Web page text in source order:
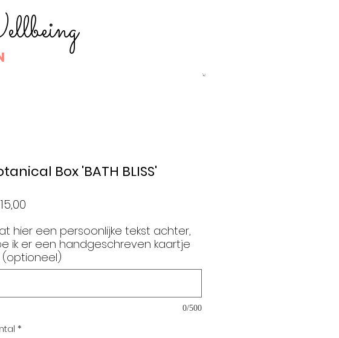
Box 'BATH BLISS'
hier een persoonlijke tekst achter,
ik er een handgeschreven kaartje
(optioneel)
0/500
*